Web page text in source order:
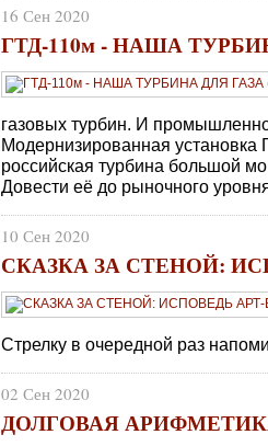
16 Сен 2020
ГТД-110м - НАША
газовых турбин. И
Модернизированная установка
российская турбина большой
Довести её до рыночного
10 Сен 2020
СКАЗКА ЗА СТЕНОЙ:
Стрелку в очередной раз
02 Сен 2020
ДОЛГОВАЯ